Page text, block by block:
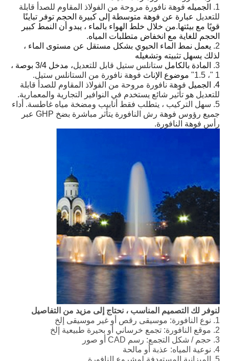
1.
الجميله فوهة نافورة مروحة من الفولاذ المقاوم للصدأ قابلة
للتعديل عبارة عن فوهة متوسطة إلى كبيرة الحجم توفر تباينًا
قويًا مع بيئتها.من خلال خلط الهواء بالماء ، يبدو أن النمط كبير
الحجم للغاية مع انخفاض متطلبات المياه.
2. يعمل نمط الماء الحيوي بشكل مستقل عن مستوى الماء ،
لذلك يسهل تثبيته وتشغيله
3.
المادة بالكامل ستانلس ستيل قابل للتعديل، مدخل 3/4 بوصة ،
1 "، 1.5"
موضوع الإناث فوهة نافورة من الستانلس ستيل.
4. الجميل
فوهة نافورة مروحة من الفولاذ المقاوم للصدأ قابلة
للتعديل هو تأثير شائع يستخدم في النوافير التجارية والمعمارية.
5. سهل التركيب ، يتطلب فقط أنابيب ومضخة مياه غاطسة. أداء
جميع رؤوس فوهة رش النافورة يتأثر مباشرة بضخ GHP عبر
رأس فوهة النافورة.
لنوفر لك التصميم المناسب ، نحتاج إلى مزيد من التفاصيل
1. نوع النافورة: موسيقى رقص أو غير موسيقى إلخ
2. موقع النافورة: تجمع خرساني أو بحيرة طبيعية إلخ
3. حجم / شكل التجمع: رسم CAD أو صور
4. نوعية المياه: عذبة أو مالحة
5. الميزانية المستهدفة لمشروع النافورة